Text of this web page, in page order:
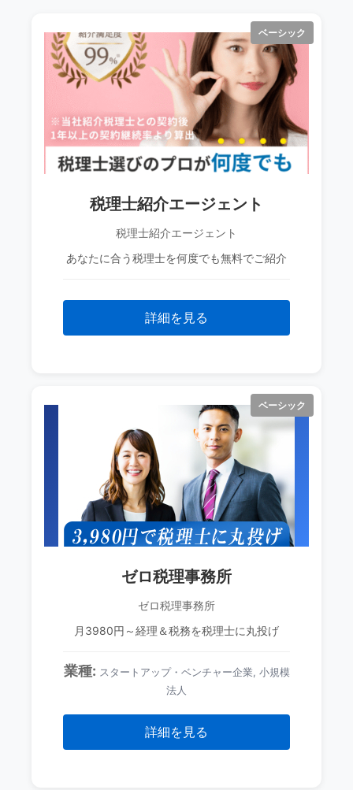
ベーシック
税理士紹介エージェント
税理士紹介エージェント
あなたに合う税理士を何度でも無料でご紹介
詳細を見る
ベーシック
ゼロ税理事務所
ゼロ税理事務所
月3980円～経理＆税務を税理士に丸投げ
業種: スタートアップ・ベンチャー企業, 小規模
法人
詳細を見る